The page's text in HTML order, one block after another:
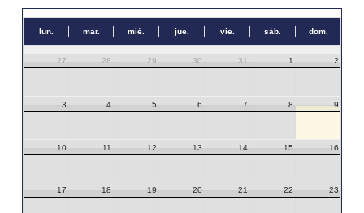
lun. mar. mié. jue. vie. sáb. dom.
27 28 29 30 31 1 2
3 4 5 6 7 8 9
10 11 12 13 14 15 16
17 18 19 20 21 22 23